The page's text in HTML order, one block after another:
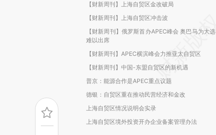
【财新周刊】上海自贸区金改破局
【财新周刊】上海自贸区冲击波
【财新周刊】俄罗斯首办APEC峰会 奥巴马为大选
难以出席
【财新周刊】APEC横滨峰会力推亚太自贸区
【财新周刊】中国-东盟自贸区的新机遇
普京：能源合作是APEC重点议题
德银：自贸区重在推动民营经济和金改
上海自贸区情况说明会实录
上海自贸区境外投资开办企业备案管理办法